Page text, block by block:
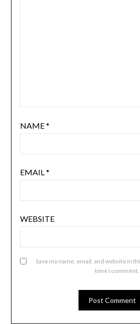
NAME*
EMAIL *
WEBSITE
Save my name, email, and website in
time I comment.